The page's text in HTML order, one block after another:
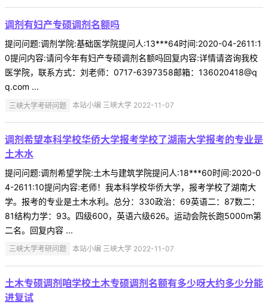
调剂有妇产专硕调剂名额吗
提问问题:调剂学院:基础医学院提问人:13***64时间:2020-04-2611:1
0提问内容:请问今年有妇产专硕调剂名额吗回复内容:详情请咨询我校
医学院，联系方式：刘老师：0717-6397358邮箱：136020418@q
q.com ...
三峡大学考研问题 本站小编 三峡大学 2022-11-07
调剂希望本科学校华侨大学报考学校了湖南大学报考的专业是
土木水
提问问题:调剂希望学院:土木与建筑学院提问人:18***60时间:2020-0
4-2611:10提问内容:老师！我本科学校华侨大学，报考学校了湖南大
学。报考的专业是土木水利。总分：330政治：69英语二：87数二：
81结构力学：93。四级600，英语六级626。运动会院长跑5000m第
二名。回复内容 ...
三峡大学考研问题 本站小编 三峡大学 2022-11-07
土木专硕调剂咱学校土木专硕调剂名额有多少呀大约多少分能
进复试